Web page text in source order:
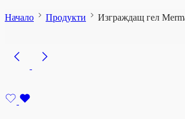
Начало Продукти Изграждащ гел